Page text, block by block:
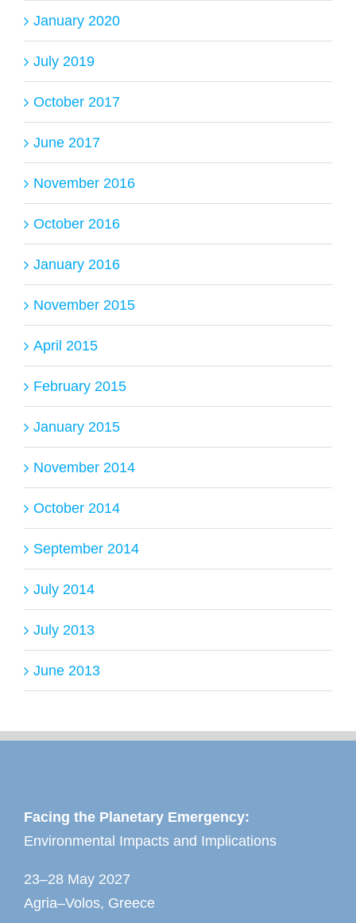
January 2020
July 2019
October 2017
June 2017
November 2016
October 2016
January 2016
November 2015
April 2015
February 2015
January 2015
November 2014
October 2014
September 2014
July 2014
July 2013
June 2013
Facing the Planetary Emergency:
Environmental Impacts and Implications
23–28 May 2027
Agria–Volos, Greece